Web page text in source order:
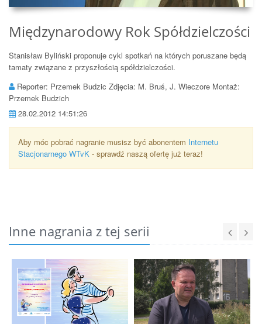
Międzynarodowy Rok Spółdzielczości
Stanisław Byliński proponuje cykl spotkań na których poruszane będą
tamaty związane z przyszłością spółdzielczości.
Reporter: Przemek Budzic Zdjęcia: M. Bruś, J. Wieczore Montaż:
Przemek Budzich
28.02.2012 14:51:26
Aby móc pobrać nagranie musisz być abonentem Internetu
Stacjonarnego WTvK - sprawdź naszą ofertę już teraz!
Inne nagrania z tej serii